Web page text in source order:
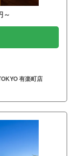
～
有楽町店